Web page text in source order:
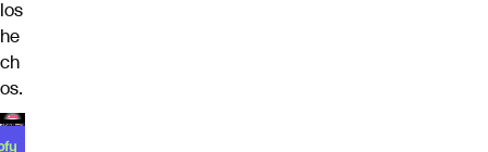
los
he
ch
os.